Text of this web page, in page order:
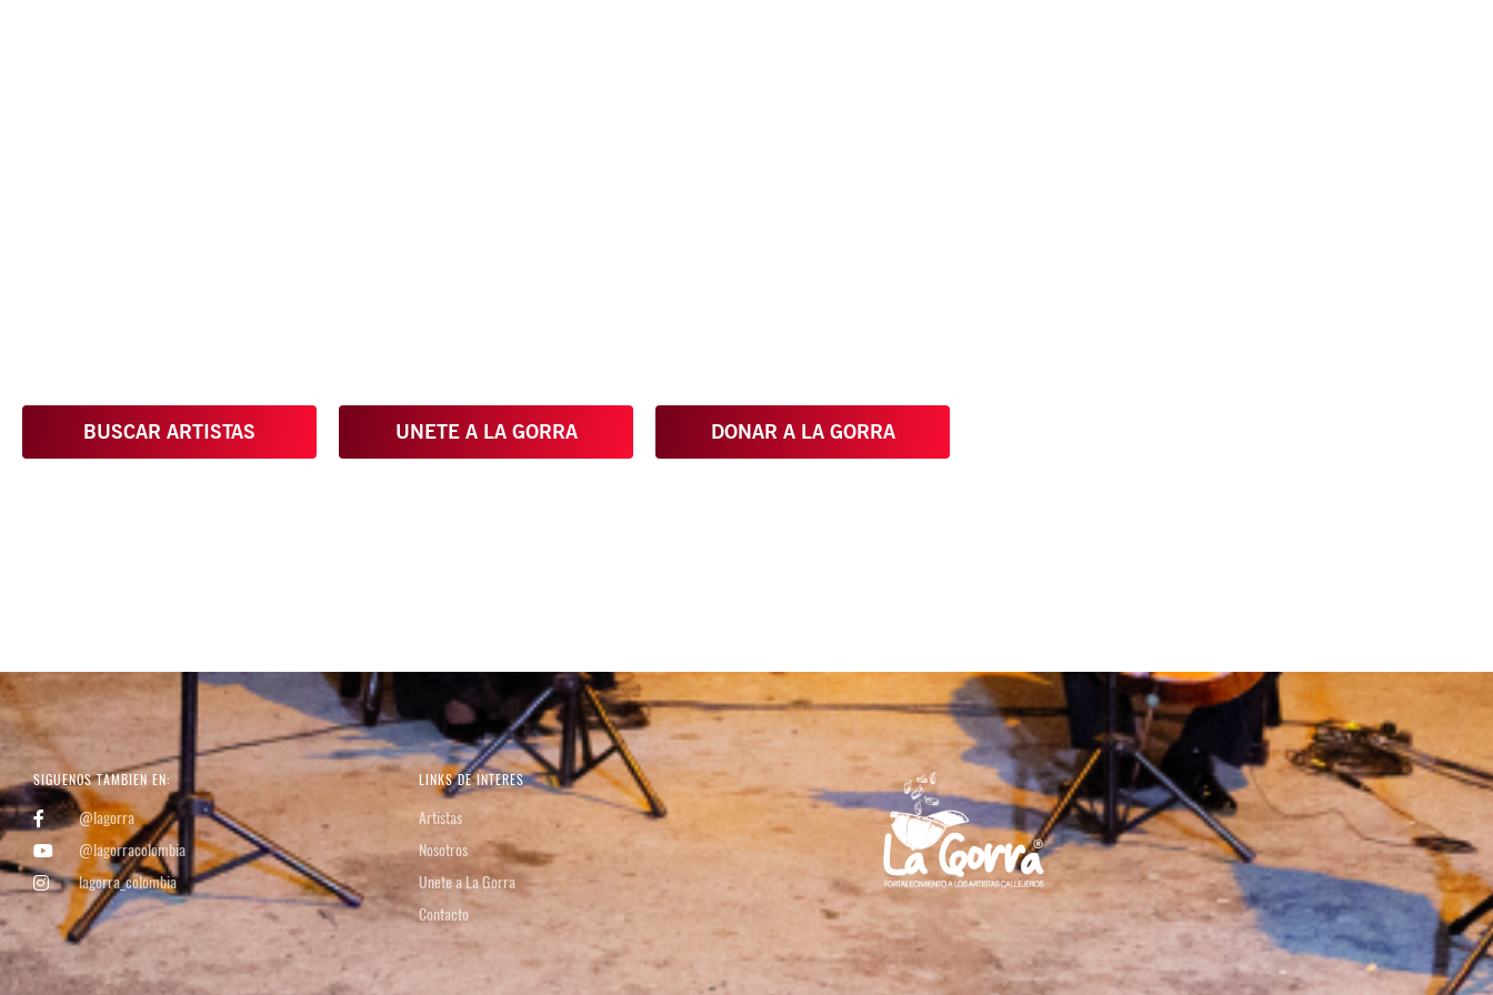
BUSCAR ARTISTAS UNETE A LA GORRA DONAR A LA GORRA
SIGUENOS TAMBIEN EN:
@lagorra
@lagorracolombia
lagorra_colombia
LINKS DE INTERES
Artistas
Nosotros
Unete a La Gorra
Contacto